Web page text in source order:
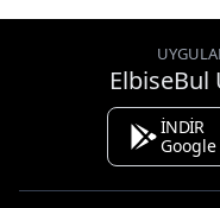
ElbiseBul
İNDİR
Google